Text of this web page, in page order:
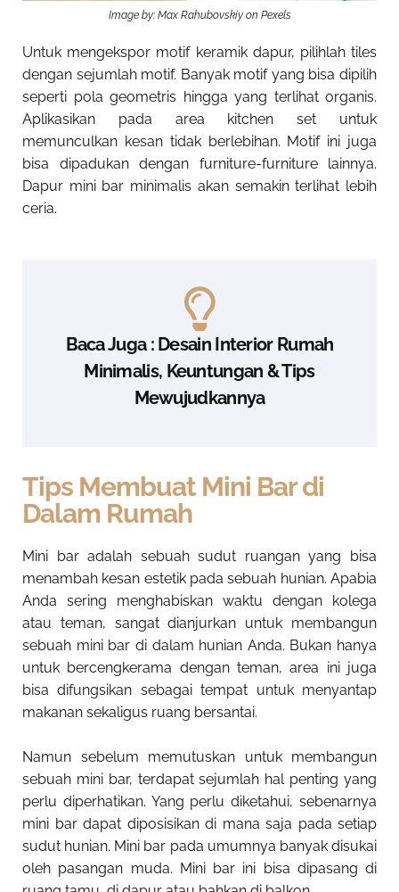
Image by: Max Rahubovskiy on Pexels
Untuk mengekspor motif keramik dapur, pilihlah tiles
dengan sejumlah motif. Banyak motif yang bisa dipilih
seperti pola geometris hingga yang terlihat organis.
Aplikasikan pada area kitchen set untuk
memunculkan kesan tidak berlebihan. Motif ini juga
bisa dipadukan dengan furniture-furniture lainnya.
Dapur mini bar minimalis akan semakin terlihat lebih
ceria.
Baca Juga : Desain Interior Rumah
Minimalis, Keuntungan & Tips
Mewujudkannya
Tips Membuat Mini Bar di
Dalam Rumah
Mini bar adalah sebuah sudut ruangan yang bisa
menambah kesan estetik pada sebuah hunian. Apabia
Anda sering menghabiskan waktu dengan kolega
atau teman, sangat dianjurkan untuk membangun
sebuah mini bar di dalam hunian Anda. Bukan hanya
untuk bercengkerama dengan teman, area ini juga
bisa difungsikan sebagai tempat untuk menyantap
makanan sekaligus ruang bersantai.
Namun sebelum memutuskan untuk membangun
sebuah mini bar, terdapat sejumlah hal penting yang
perlu diperhatikan. Yang perlu diketahui, sebenarnya
mini bar dapat diposisikan di mana saja pada setiap
sudut hunian. Mini bar pada umumnya banyak disukai
oleh pasangan muda. Mini bar ini bisa dipasang di